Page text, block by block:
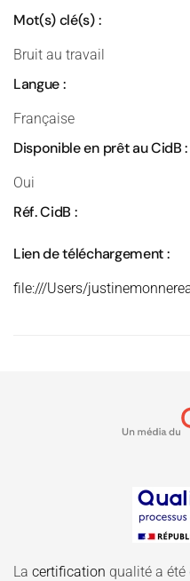
Mot(s) clé(s) :
Bruit au travail
Langue :
Française
Disponible en prêt au CidB :
Oui
Réf. CidB :
Lien de téléchargement :
file:///Users/
La certification qualité a été